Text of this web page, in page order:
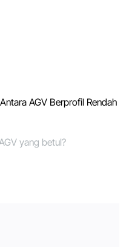
AGV Berprofil Rendah
yang betul?